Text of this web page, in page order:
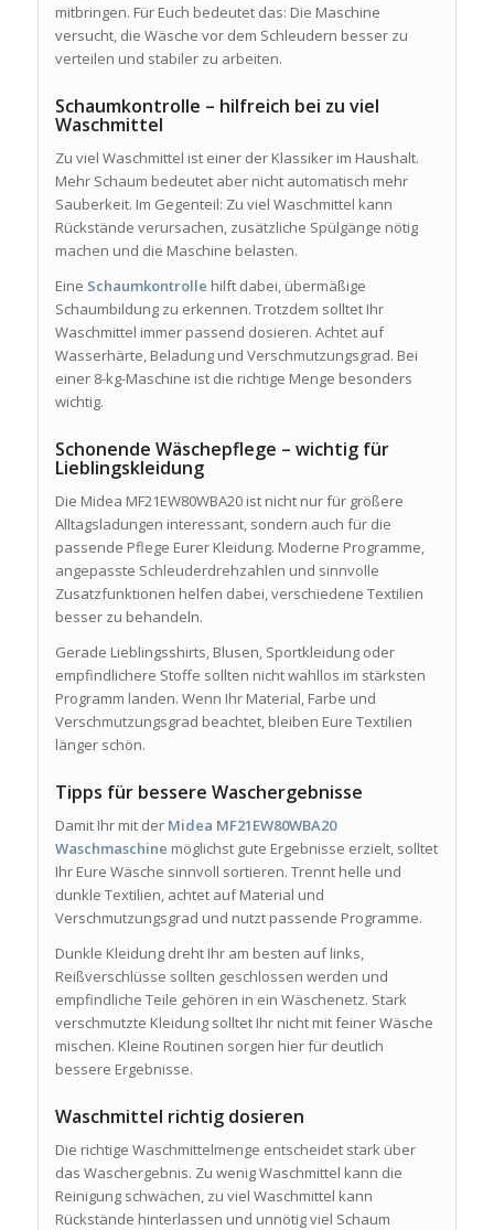
mitbringen. Für Euch bedeutet das: Die Maschine
versucht, die Wäsche vor dem Schleudern besser zu
verteilen und stabiler zu arbeiten.
Schaumkontrolle – hilfreich bei zu viel
Waschmittel
Zu viel Waschmittel ist einer der Klassiker im Haushalt.
Mehr Schaum bedeutet aber nicht automatisch mehr
Sauberkeit. Im Gegenteil: Zu viel Waschmittel kann
Rückstände verursachen, zusätzliche Spülgänge nötig
machen und die Maschine belasten.
Eine Schaumkontrolle hilft dabei, übermäßige
Schaumbildung zu erkennen. Trotzdem solltet Ihr
Waschmittel immer passend dosieren. Achtet auf
Wasserhärte, Beladung und Verschmutzungsgrad. Bei
einer 8-kg-Maschine ist die richtige Menge besonders
wichtig.
Schonende Wäschepflege – wichtig für
Lieblingskleidung
Die Midea MF21EW80WBA20 ist nicht nur für größere
Alltagsladungen interessant, sondern auch für die
passende Pflege Eurer Kleidung. Moderne Programme,
angepasste Schleuderdrehzahlen und sinnvolle
Zusatzfunktionen helfen dabei, verschiedene Textilien
besser zu behandeln.
Gerade Lieblingsshirts, Blusen, Sportkleidung oder
empfindlichere Stoffe sollten nicht wahllos im stärksten
Programm landen. Wenn Ihr Material, Farbe und
Verschmutzungsgrad beachtet, bleiben Eure Textilien
länger schön.
Tipps für bessere Waschergebnisse
Damit Ihr mit der Midea MF21EW80WBA20
Waschmaschine möglichst gute Ergebnisse erzielt, solltet
Ihr Eure Wäsche sinnvoll sortieren. Trennt helle und
dunkle Textilien, achtet auf Material und
Verschmutzungsgrad und nutzt passende Programme.
Dunkle Kleidung dreht Ihr am besten auf links,
Reißverschlüsse sollten geschlossen werden und
empfindliche Teile gehören in ein Wäschenetz. Stark
verschmutzte Kleidung solltet Ihr nicht mit feiner Wäsche
mischen. Kleine Routinen sorgen hier für deutlich
bessere Ergebnisse.
Waschmittel richtig dosieren
Die richtige Waschmittelmenge entscheidet stark über
das Waschergebnis. Zu wenig Waschmittel kann die
Reinigung schwächen, zu viel Waschmittel kann
Rückstände hinterlassen und unnötig viel Schaum